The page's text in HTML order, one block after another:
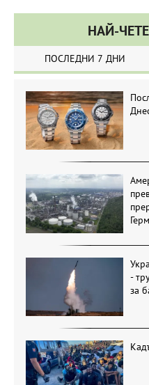
НАЙ-
ПОСЛЕДНИ 7 ДНИ
-
за